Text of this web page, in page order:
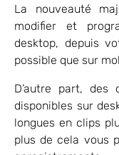
La nouveauté
modifier et
desktop, depuis
possible que sur
D’autre part, des
disponibles sur
longues en clips
plus de cela vous